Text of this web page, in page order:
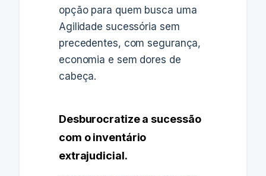
opção para quem busca uma
Agilidade sucessória sem
precedentes, com segurança,
economia e sem dores de
cabeça.
Desburocratize a sucessão
com o inventário
extrajudicial.